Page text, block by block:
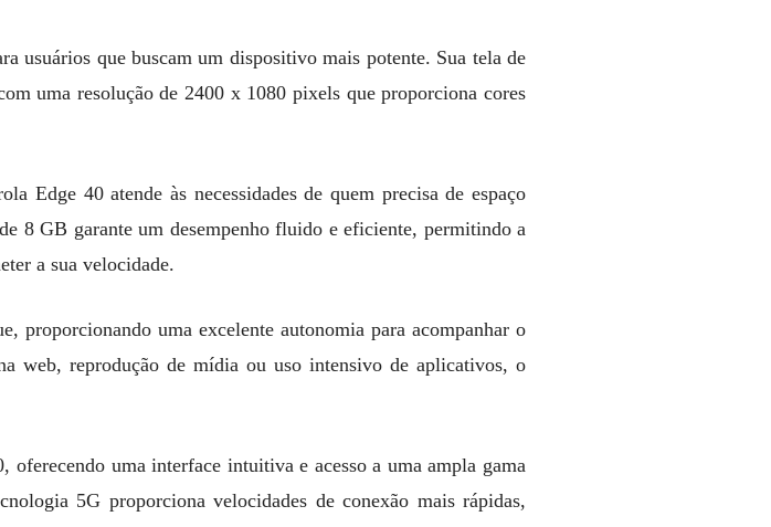
usuários que buscam um dispositivo mais potente. Sua tela de
uma resolução de 2400 x 1080 pixels que proporciona cores
Edge 40 atende às necessidades de quem precisa de espaço
8 GB garante um desempenho fluido e eficiente, permitindo a
a sua velocidade.
proporcionando uma excelente autonomia para acompanhar o
web, reprodução de mídia ou uso intensivo de aplicativos, o
uma interface intuitiva e acesso a uma ampla gama
5G proporciona velocidades de conexão mais rápidas,